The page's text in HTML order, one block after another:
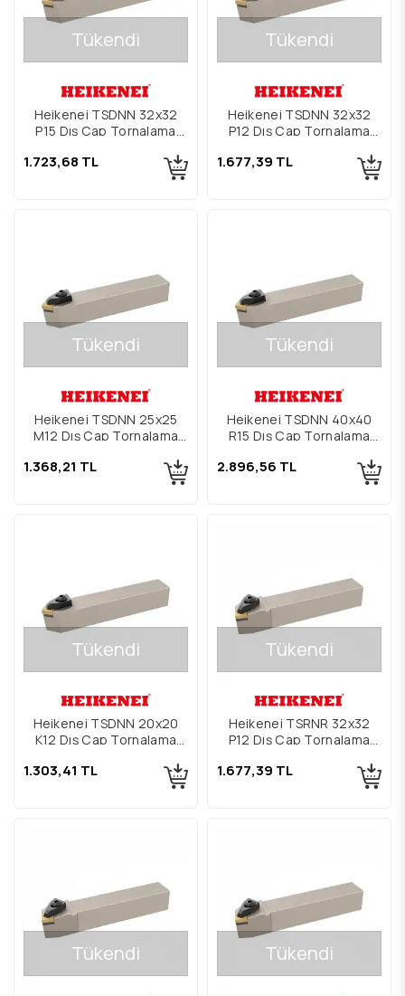
Tükendi
Heikenei TSDNN 32x32
P15 Dış Çap Tornalama
1.723,68 TL
Tükendi
Heikenei TSDNN 32x32
P12 Dış Çap Tornalama
1.677,39 TL
Tükendi
Heikenei TSDNN 25x25
M12 Dış Çap Tornalama
1.368,21 TL
Tükendi
Heikenei TSDNN 40x40
R15 Dış Çap Tornalama
2.896,56 TL
Tükendi
Heikenei TSDNN 20x20
K12 Dış Çap Tornalama
1.303,41 TL
Tükendi
Heikenei TSRNR 32x32
P12 Dış Çap Tornalama
1.677,39 TL
Tükendi Tükendi